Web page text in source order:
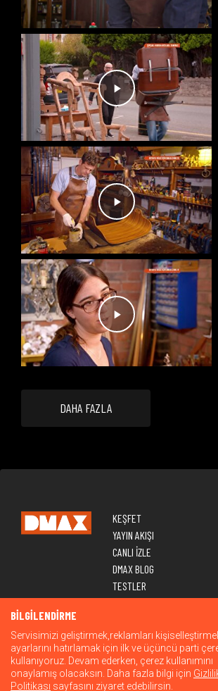
DAHA FAZLA
KEŞFET
YAYIN AKIŞI
CANLI İZLE
DMAX BLOG
TESTLER
BİLGİLENDİRME
Servisimizi geliştirmek,reklamları
ayarlarını hatırlamak için ilk ve üçüncü parti
kullanıyoruz. Devam ederken, çerez kullanımını
onaylamış olacaksın. Daha fazla bilgi için
Politikası sayfasını ziyaret edebilirsin.